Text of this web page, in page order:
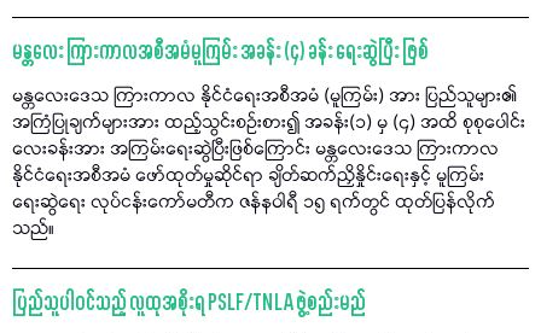
မန္တလေး ကြားကာလအစီအမံမူကြမ်း အခန်း (၄) ခန်း ရေးဆွဲပြီး ဖြစ်
မန္တလေးဒေသ ကြားကာလ နိုင်ငံရေးအစီအမံ (မူကြမ်း) အား ပြည်သူများ၏
အကြံပြုချက်များအား ထည့်သွင်းစဉ်းစား၍ အခန်း(၁) မှ (၄) အထိ စုစုပေါင်း
လေးခန်းအား အကြမ်းရေးဆွဲပြီးဖြစ်ကြောင်း မန္တလေးဒေသ ကြားကာလ
နိုင်ငံရေးအစီအမံ ဖော်ထုတ်မှုဆိုင်ရာ ချိတ်ဆက်ညှိနှိုင်းရေးနှင့် မူကြမ်း
ရေးဆွဲရေး လုပ်ငန်းကော်မတီက ဇန်နဝါရီ ၁၅ ရက်တွင် ထုတ်ပြန်လိုက်
သည်။
ပြည်သူပါဝင်သည့် လူထုအစိုးရ PSLF/TNLA ဖွဲ့စည်းမည်